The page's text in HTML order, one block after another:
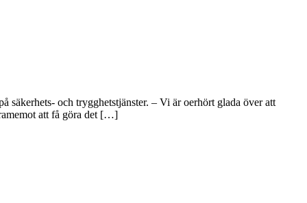
säkerhets- och trygghetstjänster. – Vi är oerhört glada över att
att få göra det […]